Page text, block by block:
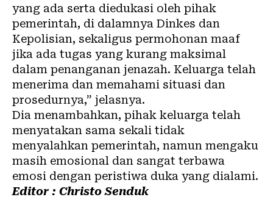
yang ada serta diedukasi oleh pihak
pemerintah, di dalamnya Dinkes dan
Kepolisian, sekaligus permohonan maaf
jika ada tugas yang kurang maksimal
dalam penanganan jenazah. Keluarga telah
menerima dan memahami situasi dan
prosedurnya,” jelasnya.
Dia menambahkan, pihak keluarga telah
menyatakan sama sekali tidak
menyalahkan pemerintah, namun mengaku
masih emosional dan sangat terbawa
emosi dengan peristiwa duka yang dialami.
Editor : Christo Senduk